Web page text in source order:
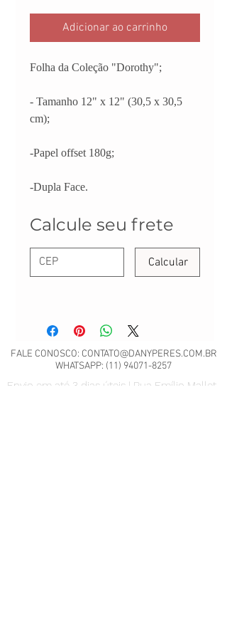
Adicionar ao carrinho
Folha da Coleção "Dorothy";
- Tamanho 12" x 12" (30,5 x 30,5
cm);
-Papel offset 180g;
-Dupla Face.
Calcule seu frete
Calcular
FALE CONOSCO: CONTATO@DANYPERES.COM.BR
WHATSAPP: (11) 94071-8257
Envio em até 3 dias úteis | Rua Emílio Mallet,